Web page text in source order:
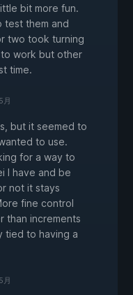
bit more fun.
test them and
two took turning
work but other
time.
月
but it seemed to
to use.
for a way to
I have and be
not it stays
fine control
than increments
tied to having a
月